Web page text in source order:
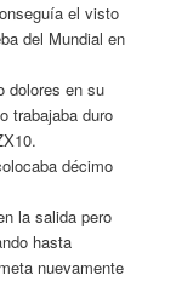
el visto
del Mundial en
dolores en su
trabajaba duro
décimo
la salida pero
hasta
nuevamente